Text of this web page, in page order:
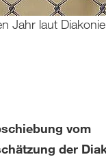
laut
vom
der